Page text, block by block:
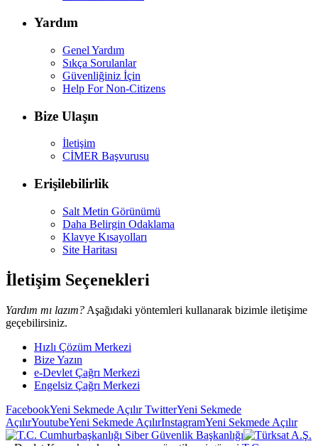
Yardım
Genel Yardım
Sıkça Sorulanlar
Güvenliğiniz İçin
Help For Non-Citizens
Bize Ulaşın
İletişim
CİMER Başvurusu
Erişilebilirlik
Salt Metin Görünümü
Daha Belirgin Odaklama
Klavye Kısayolları
Site Haritası
İletişim Seçenekleri
Yardım mı lazım? Aşağıdaki yöntemleri kullanarak bizimle iletişime
geçebilirsiniz.
Hızlı Çözüm Merkezi
Bize Yazın
e-Devlet Çağrı Merkezi
Engelsiz Çağrı Merkezi
FacebookYeni Sekmede AçılırTwitterYeni Sekmede
AçılırYoutubeYeni Sekmede AçılırInstagramYeni Sekmede Açılır